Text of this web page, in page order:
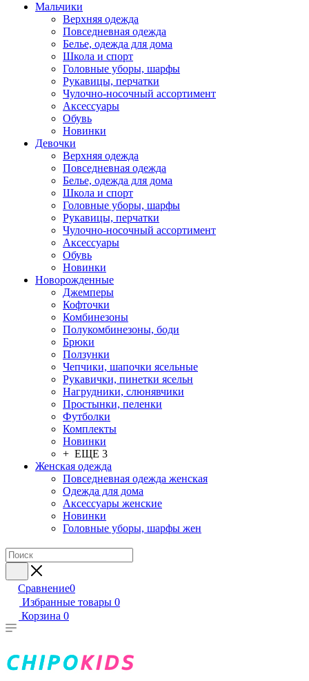
Мальчики
Верхняя одежда
Повседневная одежда
Белье, одежда для дома
Школа и спорт
Головные уборы, шарфы
Рукавицы, перчатки
Чулочно-носочный ассортимент
Аксессуары
Обувь
Новинки
Девочки
Верхняя одежда
Повседневная одежда
Белье, одежда для дома
Школа и спорт
Головные уборы, шарфы
Рукавицы, перчатки
Чулочно-носочный ассортимент
Аксессуары
Обувь
Новинки
Новорожденные
Джемперы
Кофточки
Комбинезоны
Полукомбинезоны, боди
Брюки
Ползунки
Чепчики, шапочки ясельные
Рукавички, пинетки ясельн
Нагрудники, слюнявчики
Простынки, пеленки
Футболки
Комплекты
Новинки
+ ЕЩЕ 3
Женская одежда
Повседневная одежда женская
Одежда для дома
Аксессуары женские
Новинки
Головные уборы, шарфы жен
Сравнение0
Избранные товары 0
Корзина 0